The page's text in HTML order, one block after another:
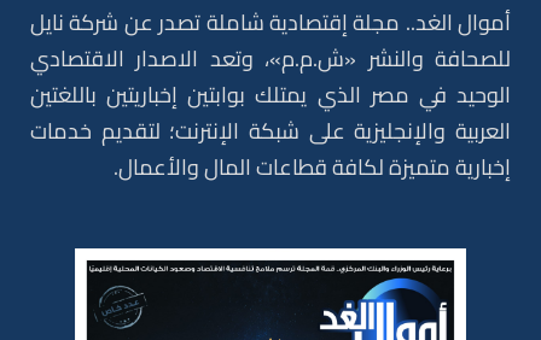
أموال الغد.. مجلة إقتصادية شاملة تصدر عن شركة نايل
للصحافة والنشر «ش.م.م»، وتعد الاصدار الاقتصادي
الوحيد في مصر الذي يمتلك بوابتين إخباريتين باللغتين
العربية والإنجليزية على شبكة الإنترنت؛ لتقديم خدمات
إخبارية متميزة لكافة قطاعات المال والأعمال.